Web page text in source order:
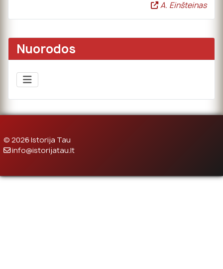
A. Einšteinas
Nuorodos
© 2026 Istorija Tau
info@istorijatau.lt